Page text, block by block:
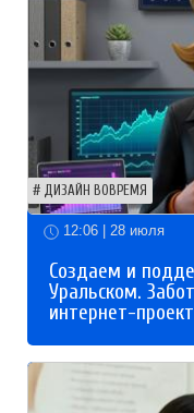
ДИЗАЙН ВОВРЕМЯ
12:06 | 28 июля
Создаем и
Уральском.
интернет-